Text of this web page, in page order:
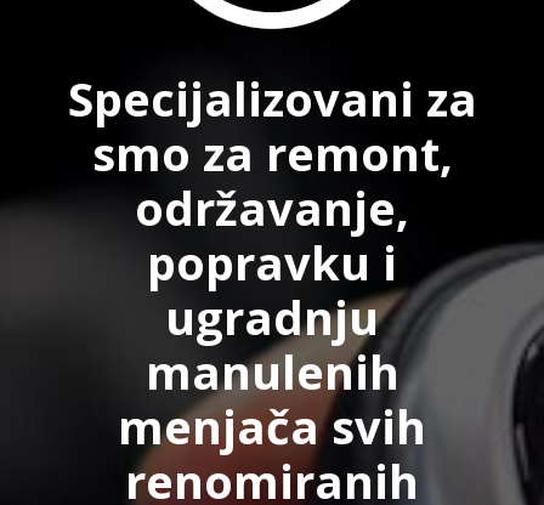
Specijalizovani za
smo za remont,
održavanje,
popravku i
ugradnju
manulenih
menjača svih
renomiranih